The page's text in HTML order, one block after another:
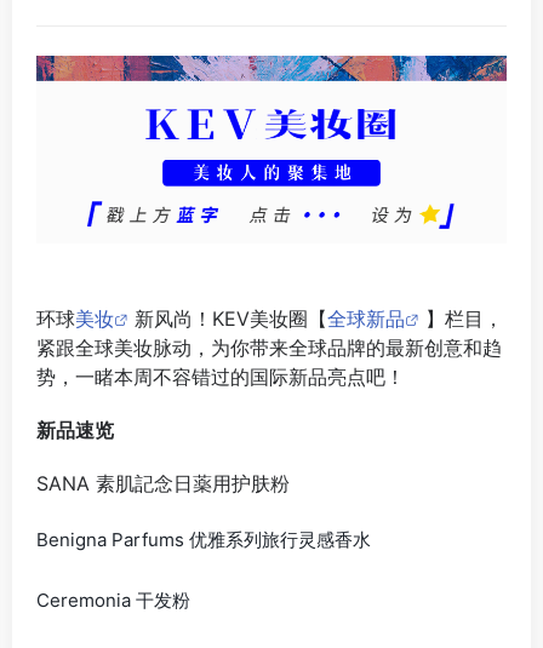
环球美妆 新风尚！KEV美妆圈【全球新品
】栏目，
紧跟全球美妆脉动，为你带来全球品牌的最新创意和趋
势，一睹本周不容错过的国际新品亮点吧！
新品速览
SANA 素肌記念日薬用护肤粉
Benigna Parfums 优雅系列旅行灵感香水
Ceremonia 干发粉